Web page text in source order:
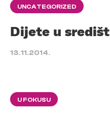
UNCATEGORIZED
Dijete u
13.11.2014.
U FOKUSU